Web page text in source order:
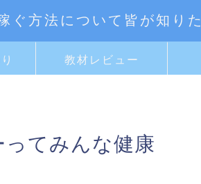
ぐ方法について皆が知り
教材レビュー
てみんな健康